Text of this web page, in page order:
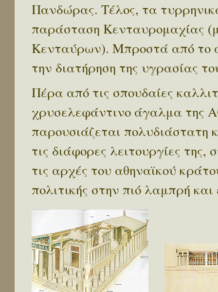
Πανδώρας. Τέλος, τα
παράσταση Κενταυρομαχίας
Κενταύρων). Μπροστά από το
την διατήρηση της υγρασίας
Πέρα από τις σπουδαίες
χρυσελεφάντινο άγαλμα της
παρουσιάζεται
τις διάφορες λειτουργίες
τις αρχές του αθηναϊκού
πολιτικής στην πιό λαμπρή